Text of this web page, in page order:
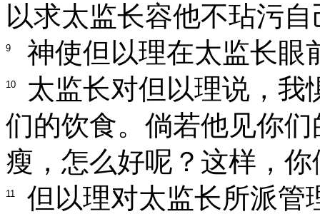
以求太监长容他不玷污自
9 神使但以理在太监长眼
10
太监长对但以理说，我
们的饮食。倘若他见你
瘦，怎么好呢？这样，
11
但以理对太监长所派管